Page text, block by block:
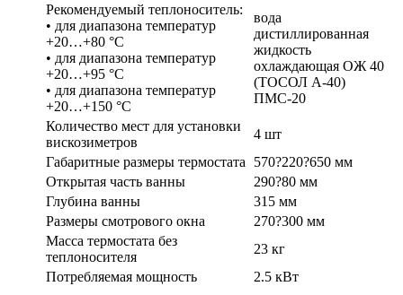
Рекомендуемый теплоноситель:
• для диапазона температур
+20…+80 °С
• для диапазона температур
+20…+95 °С
• для диапазона температур
+20…+150 °С
вода
дистиллированная
жидкость
охлаждающая ОЖ 40
(ТОСОЛ А-40)
ПМС-20
Количество мест для установки
вискозиметров
4 шт
Габаритные размеры термостата
570?220?650 мм
Открытая часть ванны
290?80 мм
Глубина ванны
315 мм
Размеры смотрового окна
270?300 мм
Масса термостата без
теплоносителя
23 кг
Потребляемая мощность
2.5 кВт